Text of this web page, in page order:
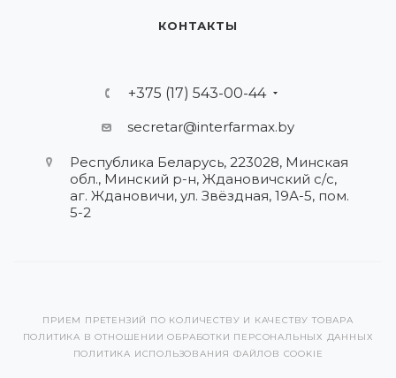
КОНТАКТЫ
+375 (17) 543-00-44
secretar@interfarmax.by
Республика Беларусь, 223028, Минская
обл., Минский р-н, Ждановичский с/с,
аг. Ждановичи, ул. Звёздная, 19А-5, пом.
5-2
ПРИЕМ ПРЕТЕНЗИЙ ПО КОЛИЧЕСТВУ И КАЧЕСТВУ ТОВАРА
ПОЛИТИКА В ОТНОШЕНИИ ОБРАБОТКИ ПЕРСОНАЛЬНЫХ ДАННЫХ
ПОЛИТИКА ИСПОЛЬЗОВАНИЯ ФАЙЛОВ COOKIE